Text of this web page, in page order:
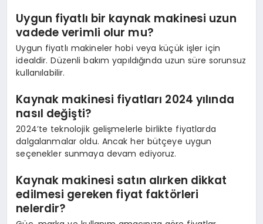
Uygun fiyatlı bir kaynak makinesi uzun
vadede verimli olur mu?
Uygun fiyatlı makineler hobi veya küçük işler için
idealdir. Düzenli bakım yapıldığında uzun süre sorunsuz
kullanılabilir.
Kaynak makinesi fiyatları 2024 yılında
nasıl değişti?
2024’te teknolojik gelişmelerle birlikte fiyatlarda
dalgalanmalar oldu. Ancak her bütçeye uygun
seçenekler sunmaya devam ediyoruz.
Kaynak makinesi satın alırken dikkat
edilmesi gereken fiyat faktörleri
nelerdir?